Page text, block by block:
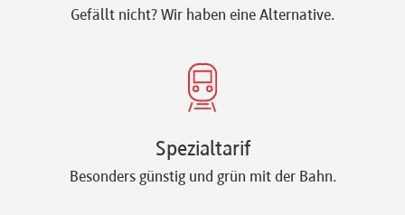
Gefällt nicht? Wir haben eine Alternative.
Spezialtarif
Besonders günstig und grün mit der Bahn.